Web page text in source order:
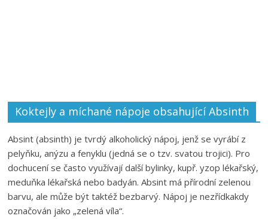
Koktejly a míchané nápoje obsahující Absinth
Absint (absinth) je tvrdý alkoholický nápoj, jenž se vyrábí z
pelyňku, anýzu a fenyklu (jedná se o tzv. svatou trojici). Pro
dochucení se často využívají další bylinky, kupř. yzop lékařský,
meduňka lékařská nebo badyán. Absint má přírodní zelenou
barvu, ale může být taktéž bezbarvý. Nápoj je nezřídkakdy
označován jako „zelená víla“.